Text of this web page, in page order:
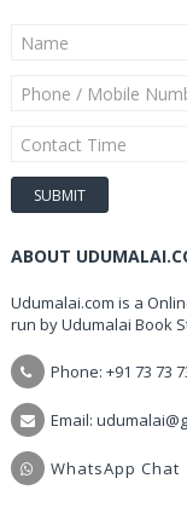
ABOUT
Udumalai.com is a
run by Udumalai Book
Phone: +91 73 73
Email:
WhatsApp Chat